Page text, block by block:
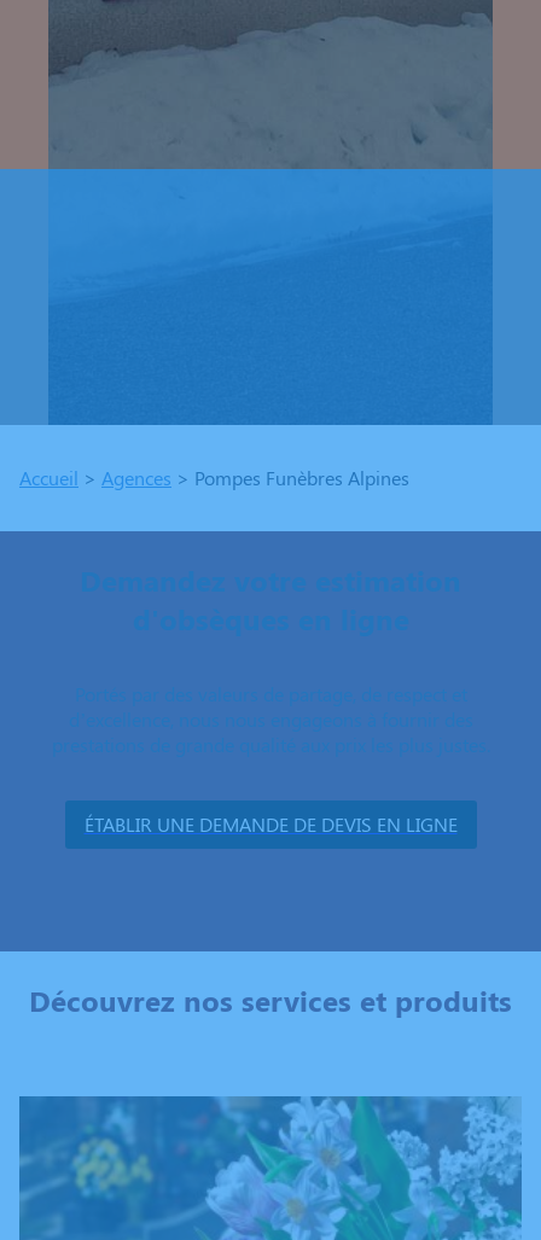
Accueil > Agences > Pompes Funèbres Alpines
ÉTABLIR UNE DEMANDE DE DEVIS EN LIGNE
Découvrez nos services et produits